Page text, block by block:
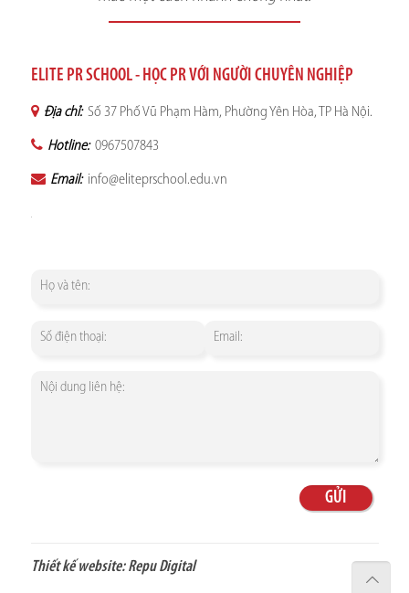
ELITE PR SCHOOL - HỌC PR VỚI NGƯỜI CHUYÊN NGHIỆP
Địa chỉ: Số 37 Phố Vũ Phạm Hàm, Phường Yên Hòa, TP Hà Nội.
Hotline: 0967507843
Email: info@eliteprschool.edu.vn
Thiết kế website:Repu Digital